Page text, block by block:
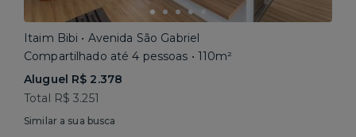
Itaim Bibi • Avenida São Gabriel
Compartilhado até 4 pessoas • 110m²
Aluguel R$ 2.378
Total R$ 3.251
Similar a sua busca